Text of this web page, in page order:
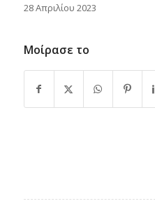
28 Απριλίου 2023
Μοίρασε το